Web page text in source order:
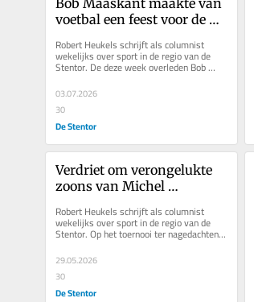
voetbal een feest voor de
Robert Heukels schrijft als columnist
wekelijks over sport in de regio van de
Stentor. De deze week overleden Bob
03.07.2026
30
De Stentor
Verdriet om verongelukte
zoons van Michel
die sensationeel snelle Cry-
sen-cio
Robert Heukels schrijft als columnist
wekelijks over sport in de regio van de
Stentor. Op het toernooi ter nagedachtenis
aan verongelukte Lesley...
29.05.2026
30
De Stentor